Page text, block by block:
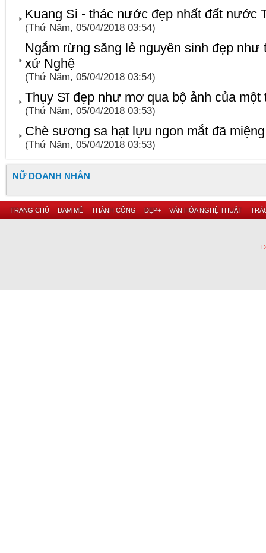
Kuang Si - thác nước đẹp nhất đất nước
(Thứ Năm, 05/04/2018 03:54)
Ngắm rừng săng lẻ nguyên sinh đẹp như
xứ Nghệ
(Thứ Năm, 05/04/2018 03:54)
Thụy Sĩ đẹp như mơ qua bộ ảnh của một
(Thứ Năm, 05/04/2018 03:53)
Chè sương sa hạt lựu ngon mắt đã
(Thứ Năm, 05/04/2018 03:53)
NỮ DOANH NHÂN
TRANG CHỦ ĐAM MÊ THÀNH CÔNG ĐẸP+ VĂN HÓA NGHỆ THUẬT